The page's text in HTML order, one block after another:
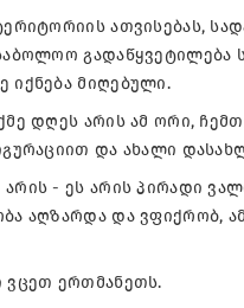
ათვისებას,
იქნება მიღებული.
დღეს არის ამ ორი,
და ახალი
- ეს არის პირადი
აღზარდა და ვფიქრობ,
ერთმანეთს.